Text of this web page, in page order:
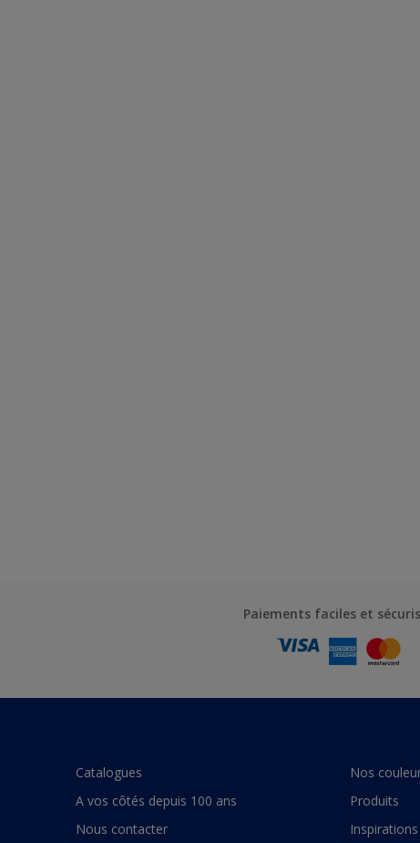
Paiements faciles et
Catalogues
A vos côtés depuis 100 ans
Nous contacter
Nos
Produits
Inspirations